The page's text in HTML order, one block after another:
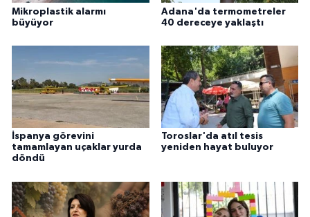
Mikroplastik alarmı
büyüyor
Adana'da termometreler
40 dereceye yaklaştı
İspanya görevini
tamamlayan uçaklar yurda
döndü
Toroslar'da atıl tesis
yeniden hayat buluyor